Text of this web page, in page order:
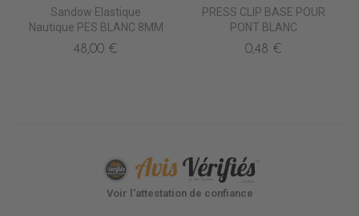
Sandow Elastique
Nautique PES BLANC 8MM
48,00 €
PRESS CLIP BASE POUR
PONT BLANC
0,48 €
Voir l'attestation de confiance